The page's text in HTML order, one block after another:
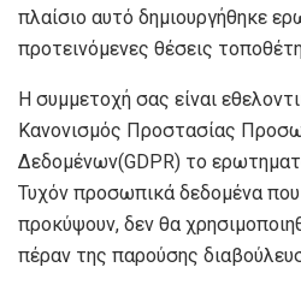
πλαίσιο αυτό δημιουργήθηκε
προτεινόμενες θέσεις
Η συμμετοχή σας είναι
Κανονισμός Προστασίας
Δεδομένων(GDPR) το
Τυχόν προσωπικά δεδομένα
προκύψουν, δεν θα
πέραν της παρούσης